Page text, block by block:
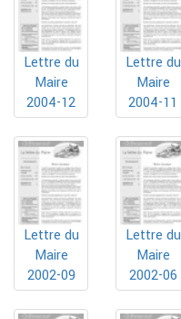
Lettre du
Maire
2004-12
Lettre du
Maire
2004-11
Lettre du
Maire
2002-09
Lettre du
Maire
2002-06